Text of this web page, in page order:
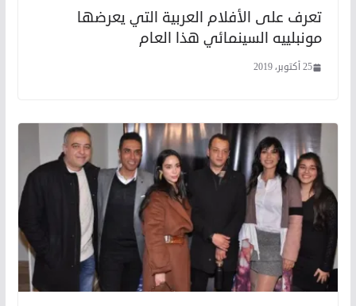
تعرف على الأفلام العربية التي يعرضها
مونبلييه السينمائي هذا العام
25 أكتوبر، 2019